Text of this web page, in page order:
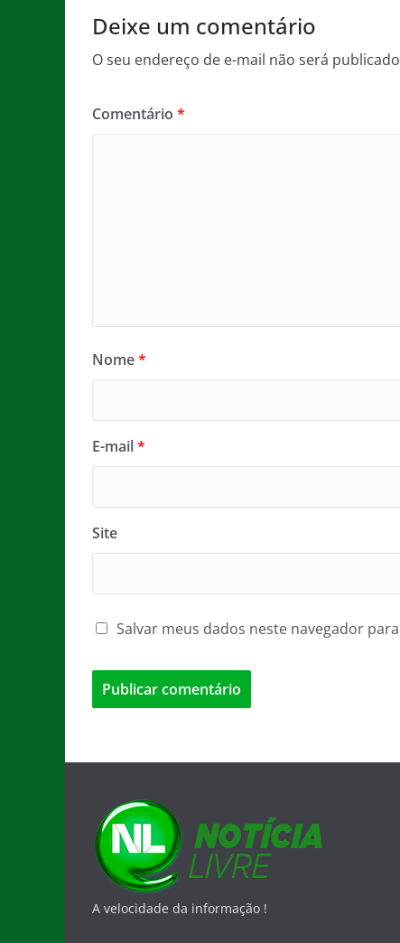
Deixe um comentário
O seu endereço de e-mail não será
Comentário *
Nome*
E-mail*
Site
Salvar meus dados neste navegador
A velocidade da informação !